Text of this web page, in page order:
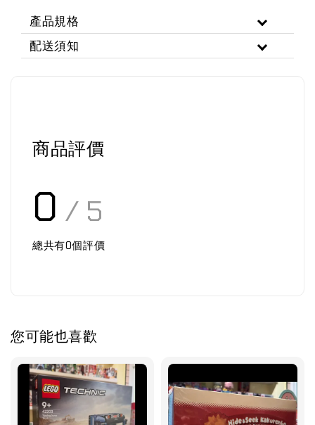
產品規格
配送須知
商品評價
0 / 5
總共有0個評價
您可能也喜歡